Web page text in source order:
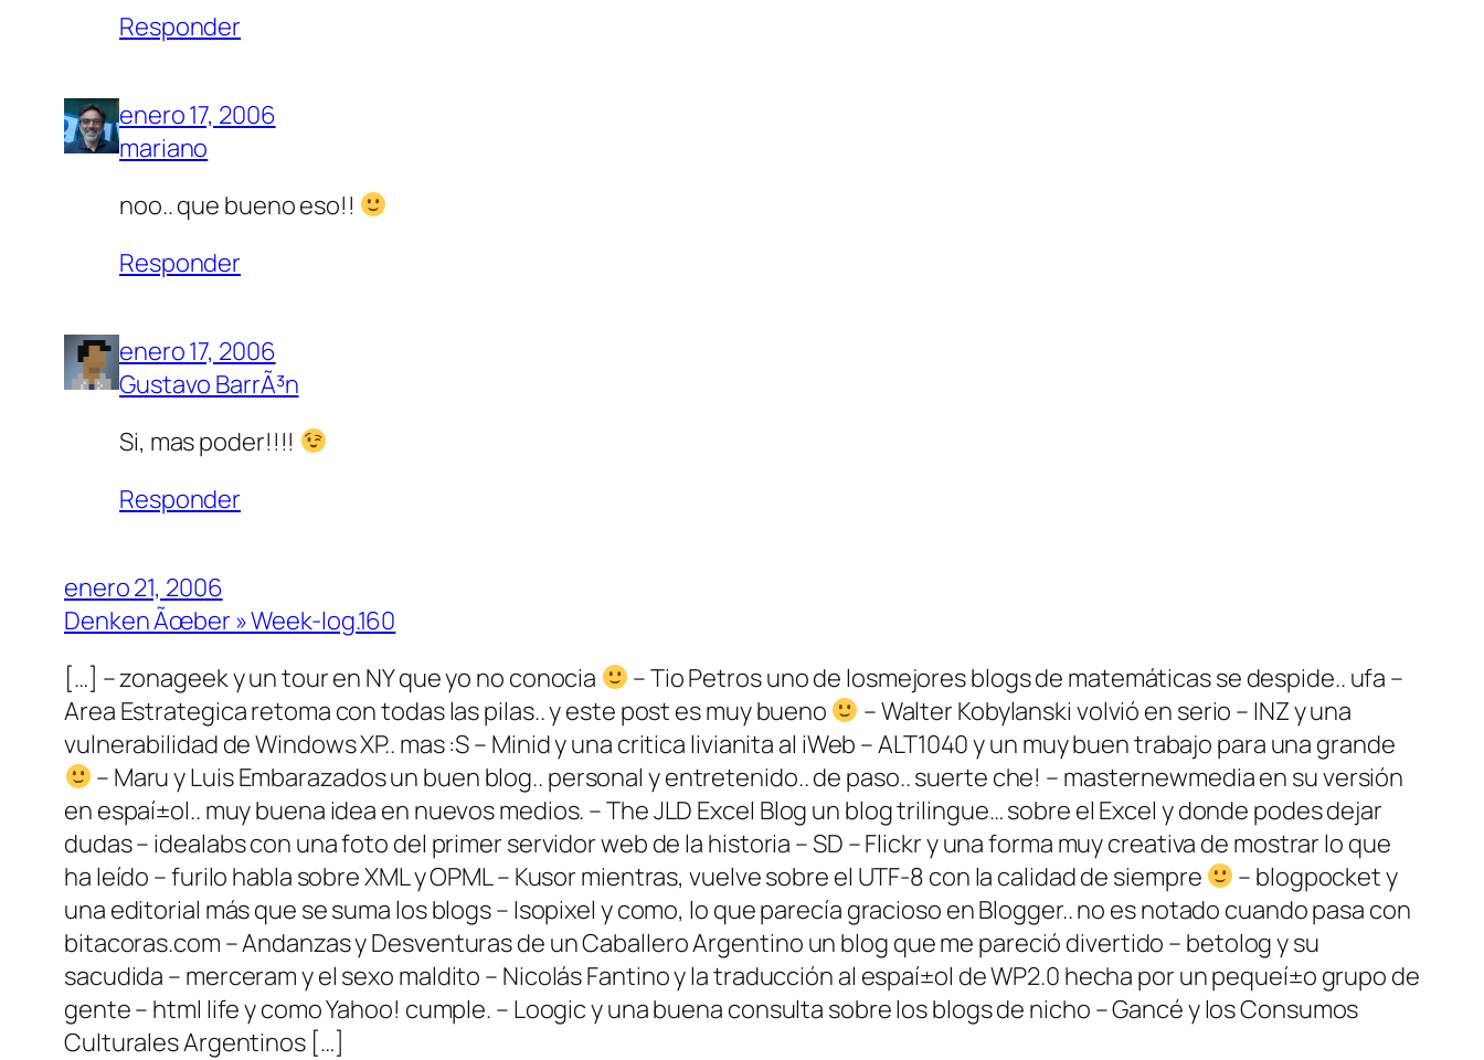
Responder
enero 17, 2006
mariano
noo.. que bueno eso!!
Responder
enero 17, 2006
Gustavo BarrÃ³n
Si, mas poder!!!!
Responder
enero 21, 2006
Denken Ãœber » Week-log.160
[…] – zonageek y un tour en NY que yo no conocia
– Tio Petros uno de losmejores blogs de matemáticas se despide.. ufa –
Area Estrategica retoma con todas las pilas.. y este post es muy bueno
– Walter Kobylanski volvió en serio – INZ y una
vulnerabilidad de Windows XP.. mas :S – Minid y una critica livianita al iWeb – ALT1040 y un muy buen trabajo para una grande
– Maru y Luis Embarazados un buen blog.. personal y entretenido.. de paso.. suerte che! – masternewmedia en su versión
en espaí±ol.. muy buena idea en nuevos medios. – The JLD Excel Blog un blog trilingue… sobre el Excel y donde podes dejar
dudas – idealabs con una foto del primer servidor web de la historia – SD – Flickr y una forma muy creativa de mostrar lo que
ha leí­do – furilo habla sobre XML y OPML – Kusor mientras, vuelve sobre el UTF-8 con la calidad de siempre
– blogpocket y
una editorial más que se suma los blogs – Isopixel y como, lo que parecí­a gracioso en Blogger.. no es notado cuando pasa con
bitacoras.com – Andanzas y Desventuras de un Caballero Argentino un blog que me pareció divertido – betolog y su
sacudida – merceram y el sexo maldito – Nicolás Fantino y la traducción al espaí±ol de WP2.0 hecha por un pequeí±o grupo de
gente – html life y como Yahoo! cumple. – Loogic y una buena consulta sobre los blogs de nicho – Gancé y los Consumos
Culturales Argentinos […]